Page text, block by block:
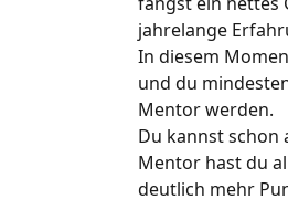
jahrelange
In diesem
und du
Mentor werden.
Du kannst
Mentor hast du
deutlich mehr